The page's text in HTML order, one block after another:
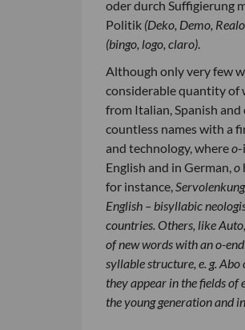
oder durch Suffigierung
Politik (Deko, Demo,
(bingo, logo, claro).
Although only very few
considerable quantity of
from Italian, Spanish
countless names with a
and technology, whereo-
English and in German,o
for instance,
English – bisyllabic
countries. Others, like
of new words with ano-
syllable structure, e. g. Abo
they appear in the fields of
the young generation and